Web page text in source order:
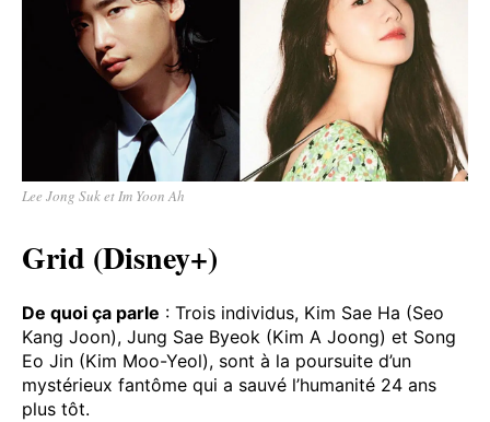
Lee Jong Suk et Im Yoon Ah
Grid (Disney+)
De quoi ça parle : Trois individus, Kim Sae Ha (Seo
Kang Joon), Jung Sae Byeok (Kim A Joong) et Song
Eo Jin (Kim Moo-Yeol), sont à la poursuite d’un
mystérieux fantôme qui a sauvé l’humanité 24 ans
plus tôt.